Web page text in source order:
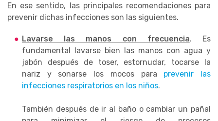
En ese sentido, las principales recomendaciones para
prevenir dichas infecciones son las siguientes.
Lavarse las manos con frecuencia. Es
fundamental lavarse bien las manos con agua y
jabón después de toser, estornudar, tocarse la
nariz y sonarse los mocos para prevenir las
infecciones respiratorios en los niños.
También después de ir al baño o cambiar un pañal